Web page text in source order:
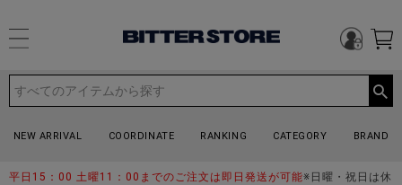
NEW ARRIVAL COORDINATE RANKING CATEGORY BRAND
平日15：00 土曜11：00までのご注文は即日発送が可能※日曜・祝日は休